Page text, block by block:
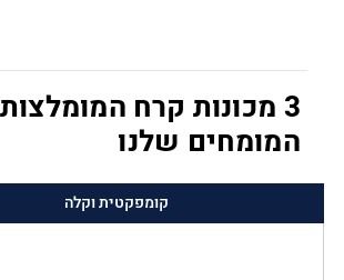
3 מכונות קרח
המומחים שלנו
קומפקטית וקלה